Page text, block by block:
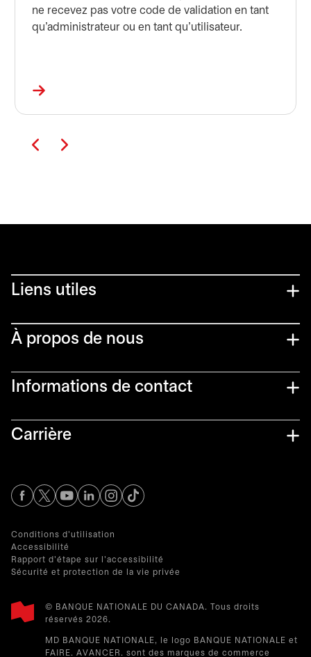
ne recevez pas votre code de validation en tant
qu'administrateur ou en tant qu'utilisateur.
Liens utiles​
À propos de nous
Informations de contact​
Carrière
s’ouvre dans un nouvel onglet
s’ouvre dans un nouvel onglet
s’ouvre dans un nouvel onglet
s’ouvre dans un nouvel onglet
s’ouvre dans un nouvel onglet
Conditions d'utilisation
Accessibilité
Rapport d'étape sur l'accessibilité
Sécurité et protection de la vie privée
© BANQUE NATIONALE DU CANADA. Tous droits
réservés 2026.​
MD BANQUE NATIONALE, le logo BANQUE NATIONALE et
FAIRE. AVANCER. sont des marques de commerce